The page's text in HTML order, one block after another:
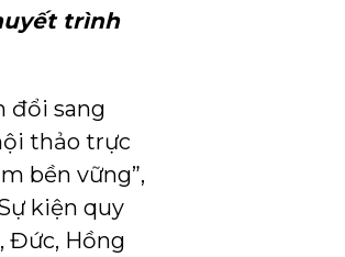
trình
đổi sang
thảo trực
bền vững”,
kiện quy
Đức, Hồng